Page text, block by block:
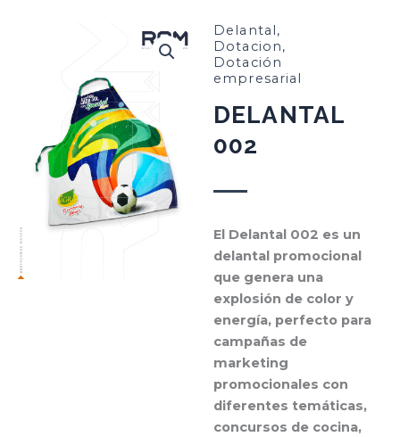
Delantal,
Dotacion,
Dotación
empresarial
DELANTAL
002
El Delantal 002 es un
delantal promocional
que genera una
explosión de color y
energía, perfecto para
campañas de
marketing
promocionales con
diferentes temáticas,
concursos de cocina,